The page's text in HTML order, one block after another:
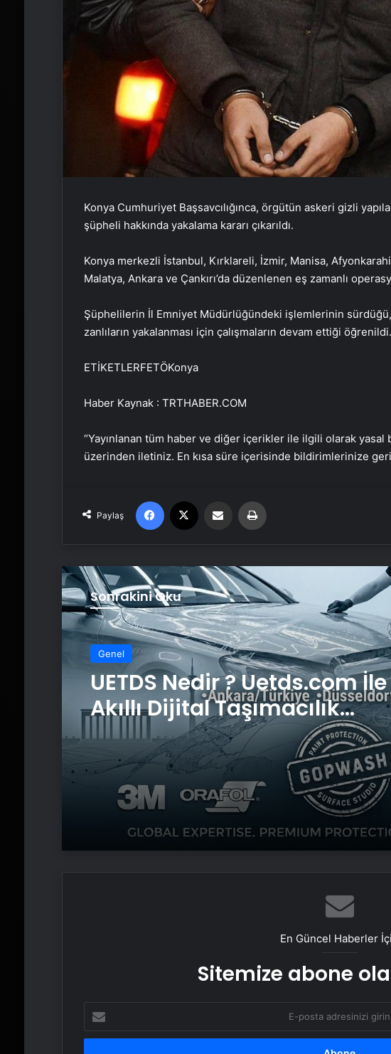
Konya Cumhuriyet Başsavcılığınca, örgütün askeri gizli
şüpheli hakkında yakalama kararı çıkarıldı.
Konya merkezli İstanbul, Kırklareli, İzmir, Manisa,
Malatya, Ankara ve Çankırı’da düzenlenen eş zamanlı
Şüphelilerin İl Emniyet Müdürlüğündeki işlemlerinin
zanlıların yakalanması için çalışmaların devam ettiği öğrenildi.
ETİKETLERFETÖKonya
Haber Kaynak : TRTHABER.COM
“Yayınlanan tüm haber ve diğer içerikler ile ilgili olarak
üzerinden iletiniz. En kısa süre içerisinde bildirimlerinize geri
Paylaş
Facebook Email'den paylaş
Sonrakini Oku
Genel
UETDS Nedir ? Uetds.com İle
Akıllı Dijital Taşımacılık
Yazılımı
En Güncel Haberler
Sitemize abone
posta
adresinizi